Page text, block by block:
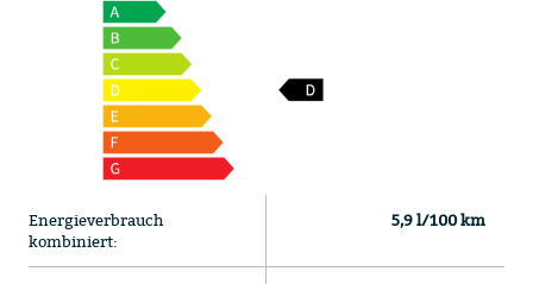
Energieverbrauch
kombiniert:
5,9 l/100 km